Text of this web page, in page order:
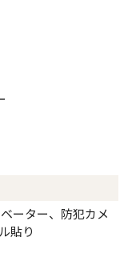
ーター、防犯カメ
貼り